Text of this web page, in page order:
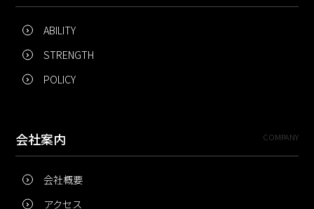
ABILITY
STRENGTH
POLICY
会社案内 COMPANY
会社概要
アクセス